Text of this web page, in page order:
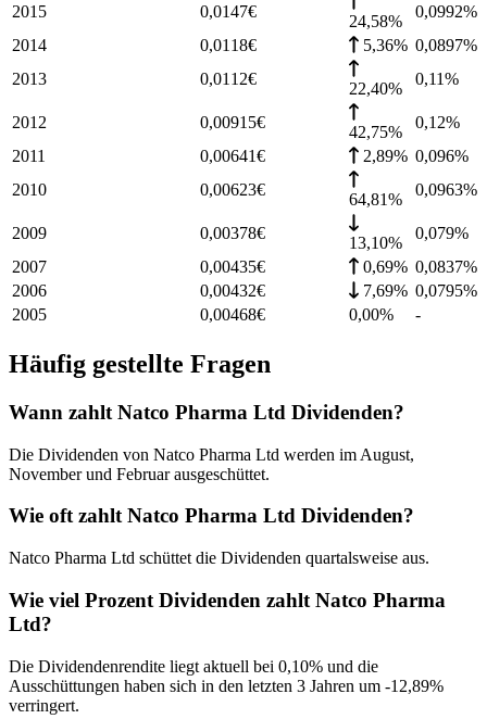
2015 0,0147€
24,58%
0,0992%
2014
0,0118€ 5,36% 0,0897%
2013
0,0112€
22,40%
0,11%
2012 0,00915€
42,75%
0,12%
2011
0,00641€ 2,89% 0,096%
2010
0,00623€
64,81%
0,0963%
2009 0,00378€
13,10%
0,079%
2007
0,00435€ 0,69% 0,0837%
2006
0,00432€ 7,69% 0,0795%
2005
0,00468€ 0,00% -
Häufig gestellte Fragen
Wann zahlt Natco Pharma Ltd Dividenden?
Die Dividenden von Natco Pharma Ltd werden im August,
November und Februar ausgeschüttet.
Wie oft zahlt Natco Pharma Ltd Dividenden?
Natco Pharma Ltd schüttet die Dividenden quartalsweise aus.
Wie viel Prozent Dividenden zahlt Natco Pharma
Ltd?
Die Dividendenrendite liegt aktuell bei 0,10% und die
Ausschüttungen haben sich in den letzten 3 Jahren um -12,89%
verringert.